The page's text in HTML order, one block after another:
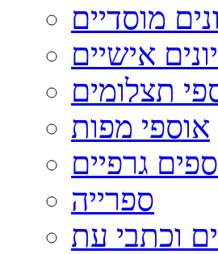
מוסדיים
אישיים
תצלומים
אוספי מפות
גרפיים
ספרייה
וכתבי עת